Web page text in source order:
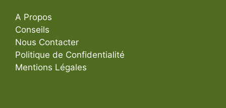
A Propos
Conseils
Nous Contacter
Politique de Confidentialité
Mentions Légales